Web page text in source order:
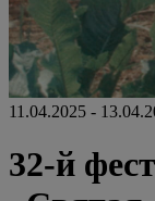
11.04.2025 -
32-й